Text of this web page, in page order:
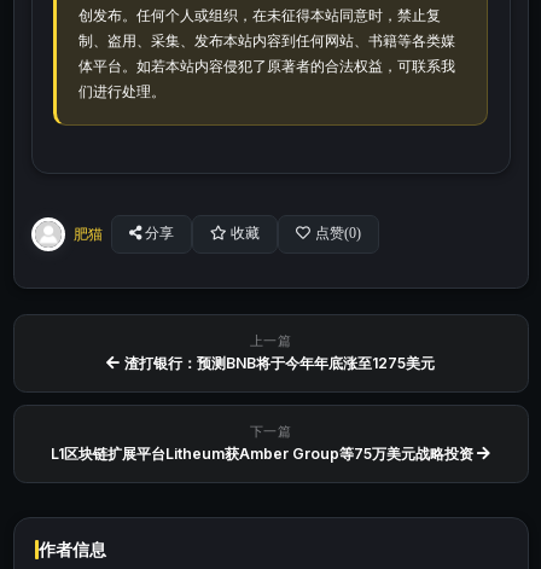
创发布。任何个人或组织，在未征得本站同意时，禁止复
制、盗用、采集、发布本站内容到任何网站、书籍等各类媒
体平台。如若本站内容侵犯了原著者的合法权益，可联系我
们进行处理。
肥猫 分享 收藏 点赞(0)
上一篇
渣打银行：预测BNB将于今年年底涨至1275美元
下一篇
L1区块链扩展平台Litheum获Amber Group等75万美元战略投资
作者信息